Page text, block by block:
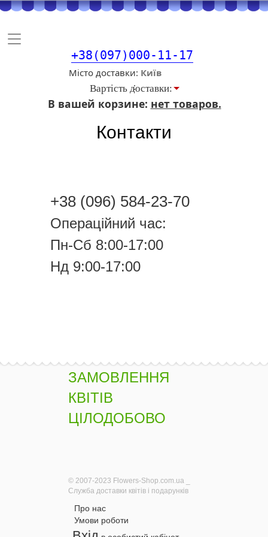
Toggle
+38(097)000-11-17
Місто доставки
Вартiсть доставки:
В вашей корзине: нет товаров.
Контакти
+38 (096) 584-23-70
Операційний час:
Пн-Сб 8:00-17:00
Нд 9:00-17:00
ЗАМОВЛЕННЯ
КВІТІВ
ЦІЛОДОБОВО
© 2007-2023 Flowers-Shop.com.ua _
Служба доставки квітів і подарунків
Про нас
Умови роботи